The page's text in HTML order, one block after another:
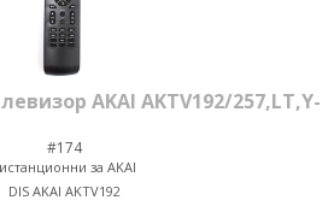
AKAI AKTV192/257,LT,Y-
#174
за AKAI
DIS AKAI AKTV192